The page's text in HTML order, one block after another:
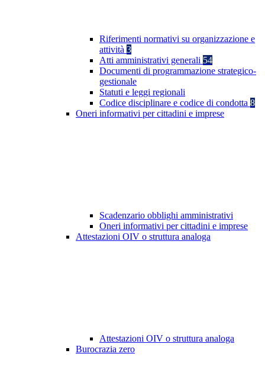
Riferimenti normativi su organizzazione e
attività 3
Atti amministrativi generali 54
Documenti di programmazione strategico-
gestionale
Statuti e leggi regionali
Codice disciplinare e codice di condotta 8
Oneri informativi per cittadini e imprese
Scadenzario obblighi amministrativi
Oneri informativi per cittadini e imprese
Attestazioni OIV o struttura analoga
Attestazioni OIV o struttura analoga
Burocrazia zero